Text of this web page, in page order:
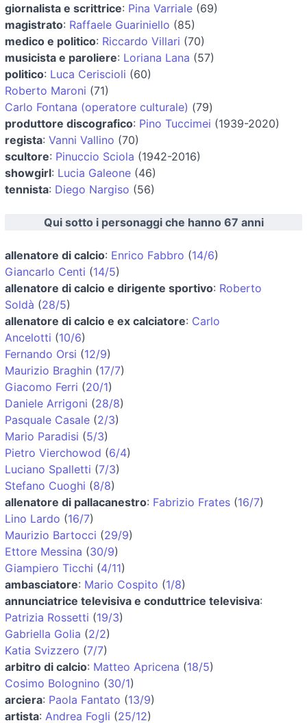
giornalista e scrittrice: Pina Varriale (69)
magistrato: Raffaele Guariniello (85)
medico e politico: Riccardo Villari (70)
musicista e paroliere: Loriana Lana (57)
politico: Luca Ceriscioli (60)
Roberto Maroni (71)
Carlo Fontana (operatore culturale) (79)
produttore discografico: Pino Tuccimei (1939-2020)
regista: Vanni Vallino (70)
scultore: Pinuccio Sciola (1942-2016)
showgirl: Lucia Galeone (46)
tennista: Diego Nargiso (56)
Qui sotto i personaggi che hanno 67 anni
allenatore di calcio: Enrico Fabbro (14/6)
Giancarlo Centi (14/5)
allenatore di calcio e dirigente sportivo: Roberto
Soldà (28/5)
allenatore di calcio e ex calciatore: Carlo
Ancelotti (10/6)
Fernando Orsi (12/9)
Maurizio Braghin (17/7)
Giacomo Ferri (20/1)
Daniele Arrigoni (28/8)
Pasquale Casale (2/3)
Mario Paradisi (5/3)
Pietro Vierchowod (6/4)
Luciano Spalletti (7/3)
Stefano Cuoghi (8/8)
allenatore di pallacanestro: Fabrizio Frates (16/7)
Lino Lardo (16/7)
Maurizio Bartocci (29/9)
Ettore Messina (30/9)
Giampiero Ticchi (4/11)
ambasciatore: Mario Cospito (1/8)
annunciatrice televisiva e conduttrice televisiva:
Patrizia Rossetti (19/3)
Gabriella Golia (2/2)
Katia Svizzero (7/7)
arbitro di calcio: Matteo Apricena (18/5)
Cosimo Bolognino (30/1)
arciera: Paola Fantato (13/9)
artista: Andrea Fogli (25/12)